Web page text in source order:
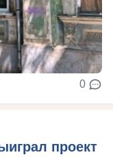
0
проект